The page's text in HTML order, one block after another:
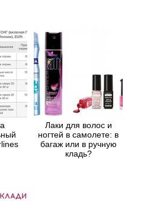
Лаки для волос и
ногтей в самолете: в
багаж или в ручную
кладь?